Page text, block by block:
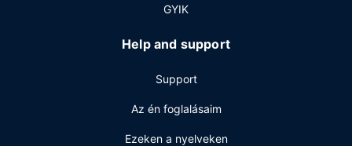
GYIK
Help and support
Support
Az én foglalásaim
Ezeken a nyelveken